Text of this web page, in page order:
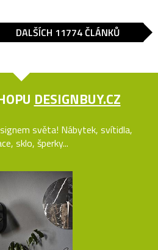
DALŠÍCH 11774 ČLÁNKŮ
DESIGNBUY.CZ
světa! Nábytek, svítidla,
sklo, šperky...